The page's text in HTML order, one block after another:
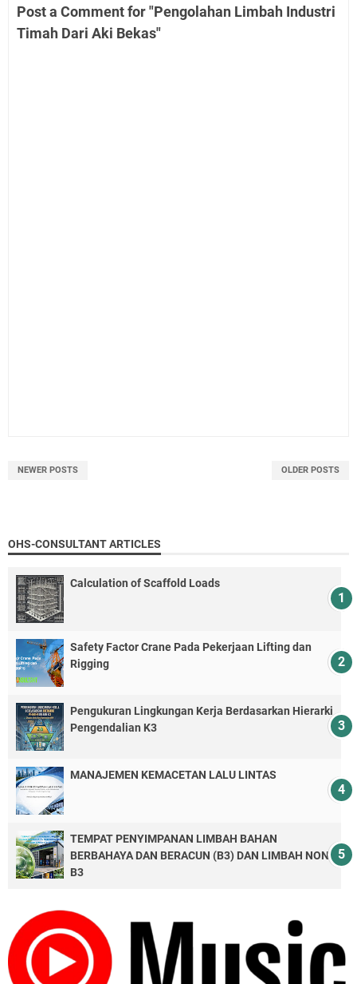
Post a Comment for "Pengolahan Limbah Industri
Timah Dari Aki Bekas"
NEWER POSTS OLDER POSTS
OHS-CONSULTANT ARTICLES
Calculation of Scaffold Loads
Safety Factor Crane Pada Pekerjaan Lifting dan
Rigging
Pengukuran Lingkungan Kerja Berdasarkan Hierarki
Pengendalian K3
MANAJEMEN KEMACETAN LALU LINTAS
TEMPAT PENYIMPANAN LIMBAH BAHAN
BERBAHAYA DAN BERACUN (B3) DAN LIMBAH NON-
B3